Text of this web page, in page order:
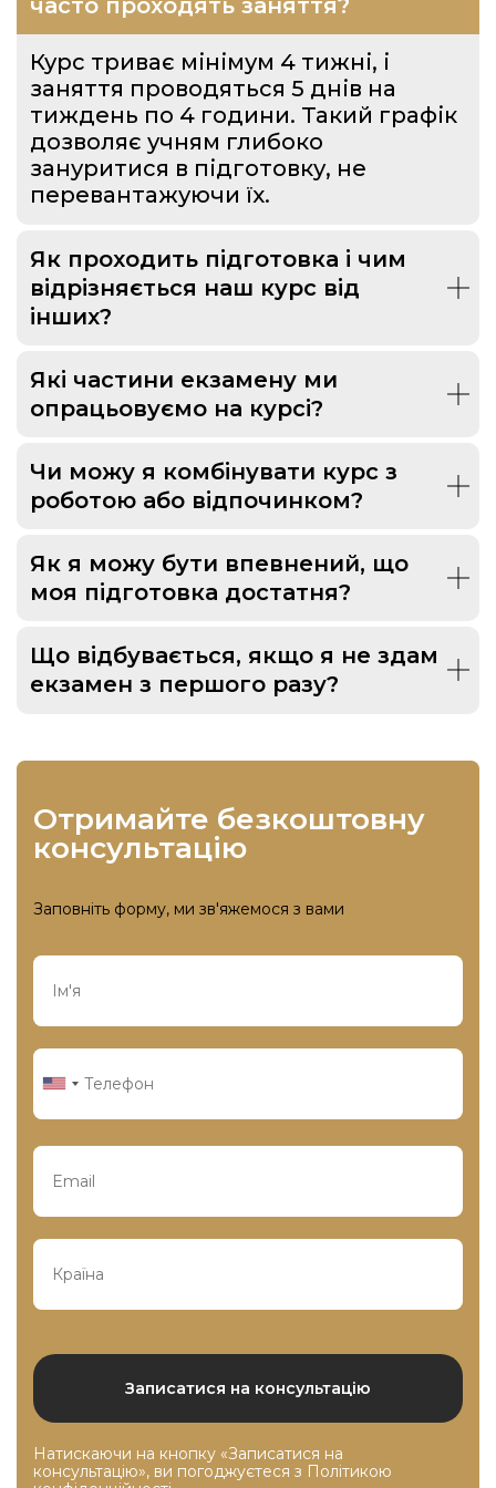
часто проходять заняття?
Курс триває мінімум 4 тижні, і
заняття проводяться 5 днів на
тиждень по 4 години. Такий графік
дозволяє учням глибоко
зануритися в підготовку, не
перевантажуючи їх.
Як проходить підготовка і чим
відрізняється наш курс від
інших?
Які частини екзамену ми
опрацьовуємо на курсі?
Чи можу я комбінувати курс з
роботою або відпочинком?
Як я можу бути впевнений, що
моя підготовка достатня?
Що відбувається, якщо я не здам
екзамен з першого разу?
отримайте безкоштовну
консультацію
Заповніть форму, ми зв'яжемося з вами
Натискаючи на кнопку «Записатися на
консультацію», ви погоджуєтеся з Політикою